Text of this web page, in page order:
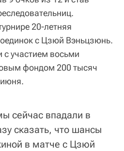
20-летняя
с Цзюй Вэньцзюнь.
с участием восьми
фондом 200 тысяч
сейчас впадали в
сказать, что шансы
в матче с Цзюй